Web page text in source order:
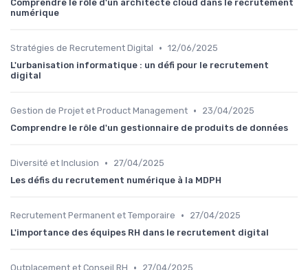
Comprendre le rôle d'un architecte cloud dans le recrutement
numérique
Stratégies de Recrutement Digital • 12/06/2025
L'urbanisation informatique : un défi pour le recrutement
digital
Gestion de Projet et Product Management •
23/04/2025
Comprendre le rôle d'un gestionnaire de produits de données
Diversité et Inclusion •
27/04/2025
Les défis du recrutement numérique à la MDPH
Recrutement Permanent et Temporaire •
27/04/2025
L'importance des équipes RH dans le recrutement digital
Outplacement et Conseil RH
27/04/2025